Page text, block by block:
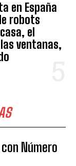
en España
robots
el
ventanas,
Número